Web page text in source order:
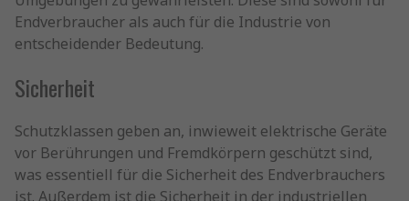
Endverbraucher als auch für die Industrie von
entscheidender Bedeutung.
Sicherheit
Schutzklassen geben an, inwieweit elektrische Geräte
vor Berührungen und Fremdkörpern geschützt sind,
was essentiell für die Sicherheit des Endverbrauchers
ist. Außerdem ist die Sicherheit in der industriellen